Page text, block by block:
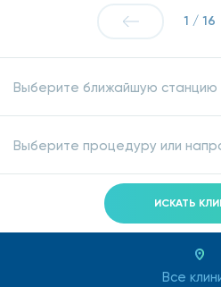
1 / 16
Выберите ближайшую станцию
Выберите процедуру или
ИСКАТЬ
Все